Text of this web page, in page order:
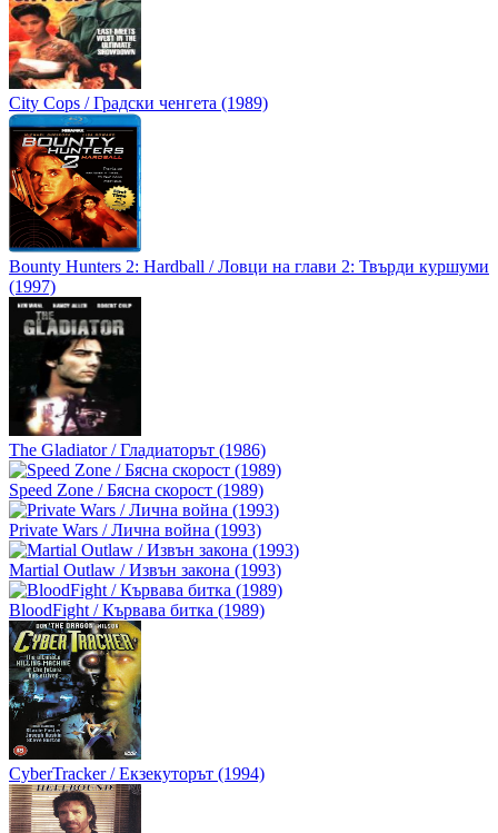
City Cops / Градски ченгета (1989)
Bounty Hunters 2: Hardball / Ловци на глави 2: Твърди куршуми
(1997)
The Gladiator / Гладиаторът (1986)
Speed Zone / Бясна скорост (1989)
Private Wars / Лична война (1993)
Martial Outlaw / Извън закона (1993)
BloodFight / Кървава битка (1989)
CyberTracker / Екзекуторът (1994)